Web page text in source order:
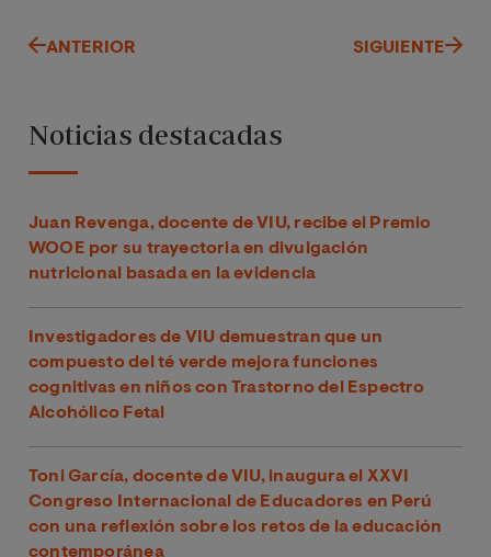
ANTERIOR SIGUIENTE
Noticias destacadas
Juan Revenga, docente de VIU, recibe el Premio
WOOE por su trayectoria en divulgación
nutricional basada en la evidencia
Investigadores de VIU demuestran que un
compuesto del té verde mejora funciones
cognitivas en niños con Trastorno del Espectro
Alcohólico Fetal
Toni García, docente de VIU, inaugura el XXVI
Congreso Internacional de Educadores en Perú
con una reflexión sobre los retos de la educación
contemporánea